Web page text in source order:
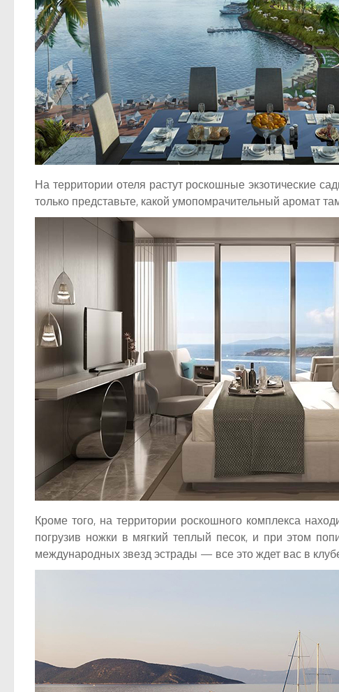
На территории отеля растут роскошные экзотические
только представьте, какой умопомрачительный аромат
Кроме того, на территории роскошного комплекса
погрузив ножки в мягкий теплый песок, и при этом
международных звезд эстрады — все это ждет вас в клубе